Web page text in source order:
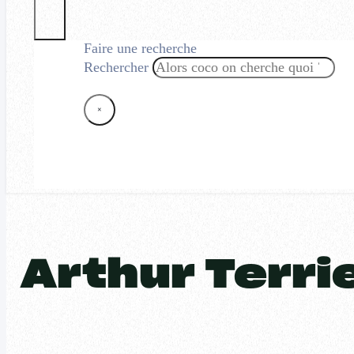
Faire une recherche
Rechercher
×
Arthur